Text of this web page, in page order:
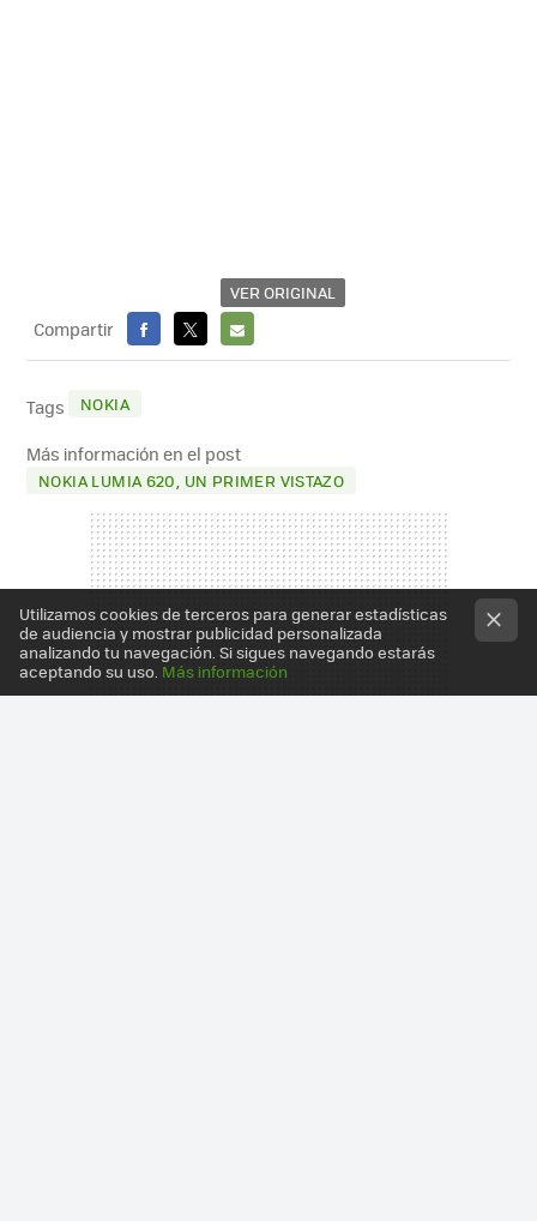
VER ORIGINAL
Compartir
FACEBOOK
X
E-
Tags NOKIA
Más información en el post
NOKIA LUMIA 620, UN PRIMER VISTAZO
Utilizamos cookies de terceros para generar estadísticas
de audiencia y mostrar publicidad personalizada
analizando tu navegación. Si sigues navegando estarás
aceptando su uso. Más información